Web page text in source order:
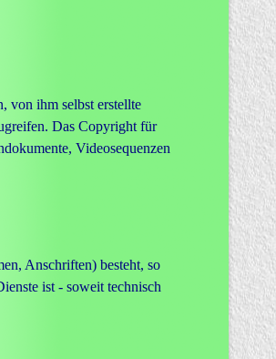
von ihm selbst erstellte
Das Copyright für
Videosequenzen
Anschriften) besteht, so
ist - soweit technisch